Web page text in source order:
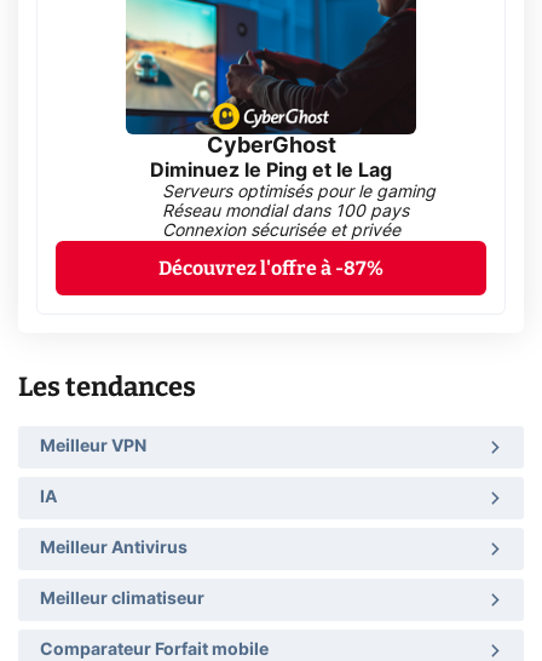
CyberGhost
Diminuez le Ping et le Lag
Serveurs optimisés pour le gaming
Réseau mondial dans 100 pays
Connexion sécurisée et privée
Découvrez l'offre à -87%
Les tendances
Meilleur VPN
IA
Meilleur Antivirus
Meilleur climatiseur
Comparateur Forfait mobile